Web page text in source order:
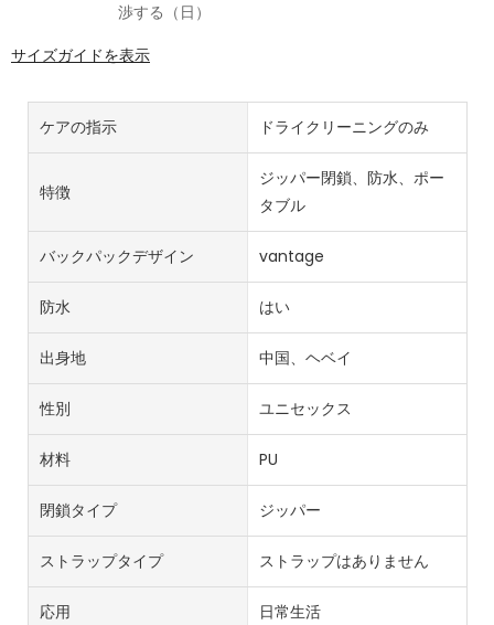
渉する（日）
サイズガイドを表示
ケアの指示 ドライクリーニングのみ
特徴
ジッパー閉鎖、防水、ポー
タブル
バックパックデザイン vantage
防水 はい
出身地 中国、ヘベイ
性別 ユニセックス
材料 PU
閉鎖タイプ ジッパー
ストラップタイプ ストラップはありません
応用 日常生活